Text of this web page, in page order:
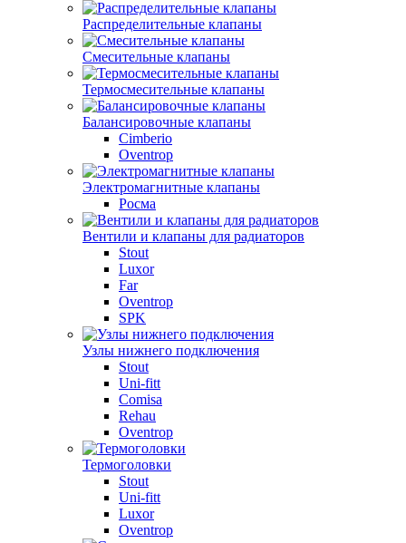
Распределительные клапаны
Cмесительные клапаны
Термосмесительные клапаны
Балансировочные клапаны
Cimberio
Oventrop
Электромагнитные клапаны
Росма
Вентили и клапаны для радиаторов
Stout
Luxor
Far
Oventrop
SPK
Узлы нижнего подключения
Stout
Uni-fitt
Comisa
Rehau
Oventrop
Термоголовки
Stout
Uni-fitt
Luxor
Oventrop